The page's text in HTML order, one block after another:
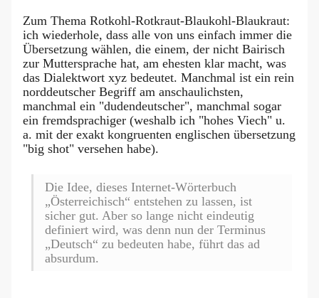
Zum Thema Rotkohl-Rotkraut-Blaukohl-Blaukraut:
ich wiederhole, dass alle von uns einfach immer die
Übersetzung wählen, die einem, der nicht Bairisch
zur Muttersprache hat, am ehesten klar macht, was
das Dialektwort xyz bedeutet. Manchmal ist ein rein
norddeutscher Begriff am anschaulichsten,
manchmal ein "dudendeutscher", manchmal sogar
ein fremdsprachiger (weshalb ich "hohes Viech" u.
a. mit der exakt kongruenten englischen übersetzung
"big shot" versehen habe).
Die Idee, dieses Internet-Wörterbuch
„Österreichisch“ entstehen zu lassen, ist
sicher gut. Aber so lange nicht eindeutig
definiert wird, was denn nun der Terminus
„Deutsch“ zu bedeuten habe, führt das ad
absurdum.